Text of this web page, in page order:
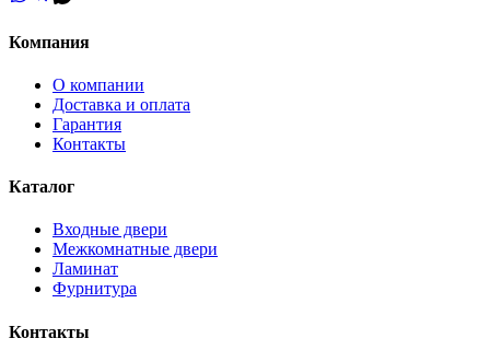
Компания
О компании
Доставка и оплата
Гарантия
Контакты
Каталог
Входные двери
Межкомнатные двери
Ламинат
Фурнитура
Контакты